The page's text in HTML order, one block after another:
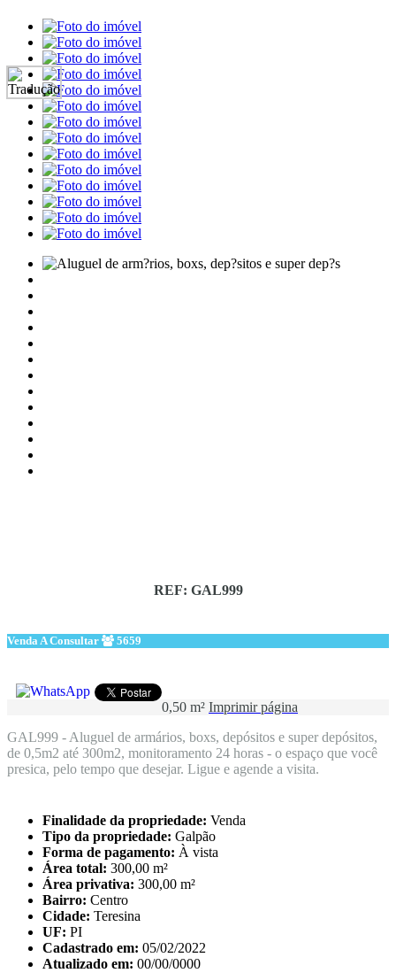
REF: GAL999
Venda A Consultar 5659
0,50 m² Imprimir página
GAL999 - Aluguel de armários, boxs, depósitos e super depósitos,
de 0,5m2 até 300m2, monitoramento 24 horas - o espaço que você
presica, pelo tempo que desejar. Ligue e agende a visita.
Finalidade da propriedade: Venda
Tipo da propriedade: Galpão
Forma de pagamento: À vista
Área total: 300,00 m²
Área privativa: 300,00 m²
Bairro: Centro
Cidade: Teresina
UF: PI
Cadastrado em: 05/02/2022
Atualizado em: 00/00/0000